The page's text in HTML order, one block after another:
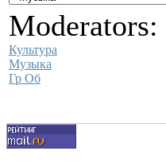
Moderators:
Культура
Музыка
Гр Об